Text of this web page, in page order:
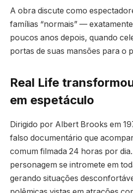
A obra discute como
famílias “normais” —
poucos anos depois, quando
portas de suas mansões para o
Real Life
em espetáculo
Dirigido por Albert Brooks em
falso documentário que
comum filmada 24 horas por
personagem se intromete em
gerando situações